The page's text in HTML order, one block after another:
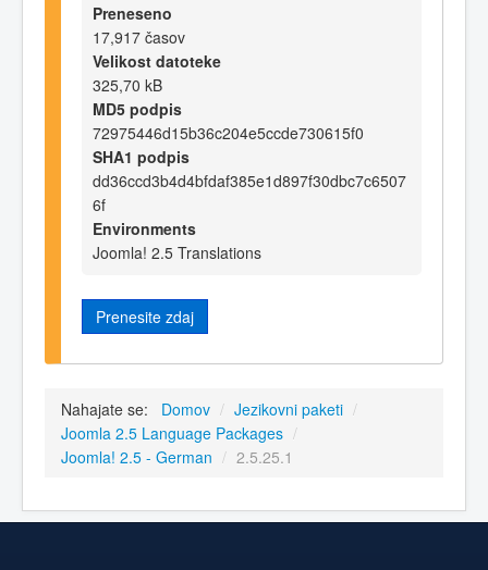
Preneseno
17,917 časov
Velikost datoteke
325,70 kB
MD5 podpis
72975446d15b36c204e5ccde730615f0
SHA1 podpis
dd36ccd3b4d4bfdaf385e1d897f30dbc7c6507
6f
Environments
Joomla! 2.5 Translations
Prenesite zdaj
Nahajate se: Domov / Jezikovni paketi /
Joomla 2.5 Language Packages /
Joomla! 2.5 - German / 2.5.25.1